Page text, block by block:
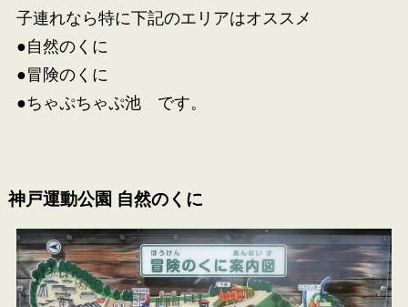
子連れなら特に下記のエリアはオススメ
●自然のくに
●冒険のくに
●ちゃぷちゃぷ池 です。
神戸運動公園 自然のくに